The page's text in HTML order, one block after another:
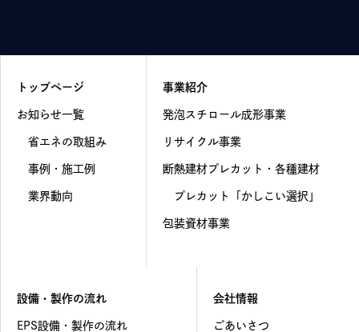
トップページ
お知らせ一覧
省エネの取組み
事例・施工例
業界動向
事業紹介
発泡スチロール成形事業
リサイクル事業
断熱建材プレカット・各種建材
プレカット「かしこい選択」
包装資材事業
設備・製作の流れ
EPS設備・製作の流れ
会社情報
ごあいさつ